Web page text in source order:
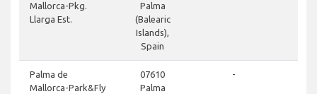
Mallorca-Pkg.
Llarga Est.
Palma
(Balearic
Islands),
Spain
Palma de
Mallorca-Park&Fly
07610
Palma
-